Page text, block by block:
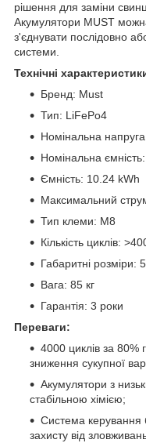
рішення для заміни
Акумулятори MUST
з'єднувати послідовно
системи.
Технічні
Бренд: Must
Тип: LiFePo4
Номінальна
Номінальна
Ємність: 10.24 kWh
Максимальний
Тип клеми: М8
Кількість циклів:
Габаритні розміри:
Вага: 85 кг
Гарантія: 3 роки
Переваги:
4000 циклів за 80%
зниження сукупної
Акумулятори з
стабільною хімією;
Система керування
захисту від